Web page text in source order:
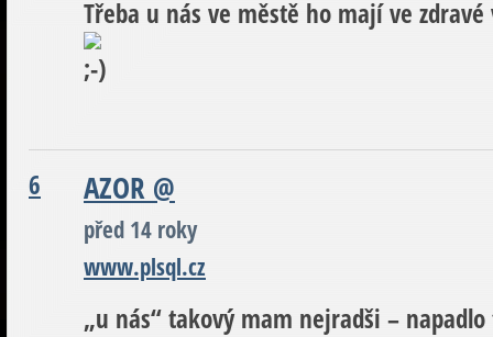
Třeba u nás ve městě ho mají ve
6 AZOR @
před 14 roky
www.plsql.cz
„u nás“ takový mam nejradši –